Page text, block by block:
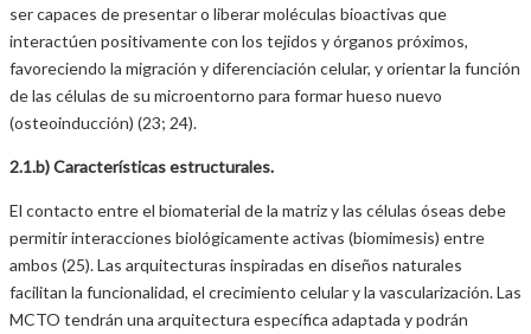
ser capaces de presentar o liberar moléculas bioactivas que
interactúen positivamente con los tejidos y órganos próximos,
favoreciendo la migración y diferenciación celular, y orientar la función
de las células de su microentorno para formar hueso nuevo
(osteoinducción) (23; 24).
2.1.b) Características estructurales.
El contacto entre el biomaterial de la matriz y las células óseas debe
permitir interacciones biológicamente activas (biomimesis) entre
ambos (25). Las arquitecturas inspiradas en diseños naturales
facilitan la funcionalidad, el crecimiento celular y la vascularización. Las
MCTO tendrán una arquitectura específica adaptada y podrán